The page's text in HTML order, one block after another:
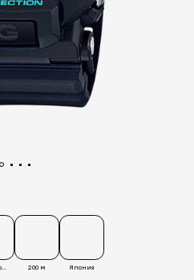
Электронные 200 м Япония